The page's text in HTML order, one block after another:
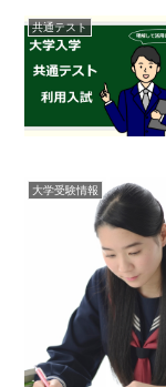
共通テスト
大学受験情報